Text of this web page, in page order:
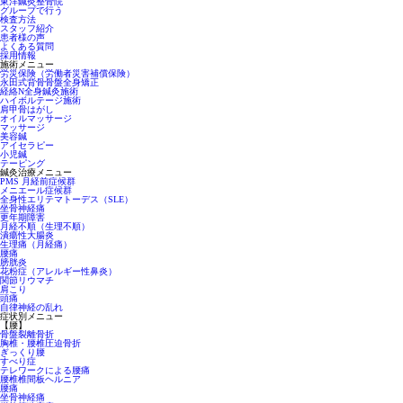
グループで行う
検査方法
スタッフ紹介
患者様の声
よくある質問
採用情報
施術メニュー
労災保険（労働者災害補償保険）
永田式背骨骨盤全身矯正
経絡N全身鍼灸施術
ハイボルテージ施術
肩甲骨はがし
オイルマッサージ
マッサージ
美容鍼
アイセラピー
小児鍼
テーピング
鍼灸治療メニュー
PMS 月経前症候群
メニエール症候群
全身性エリテマトーデス（SLE）
坐骨神経痛
更年期障害
月経不順（生理不順）
潰瘍性大腸炎
生理痛（月経痛）
腰痛
膀胱炎
花粉症（アレルギー性鼻炎）
関節リウマチ
肩こり
頭痛
自律神経の乱れ
症状別メニュー
【腰】
骨盤裂離骨折
胸椎・腰椎圧迫骨折
ぎっくり腰
すべり症
テレワークによる腰痛
腰椎椎間板ヘルニア
腰痛
坐骨神経痛